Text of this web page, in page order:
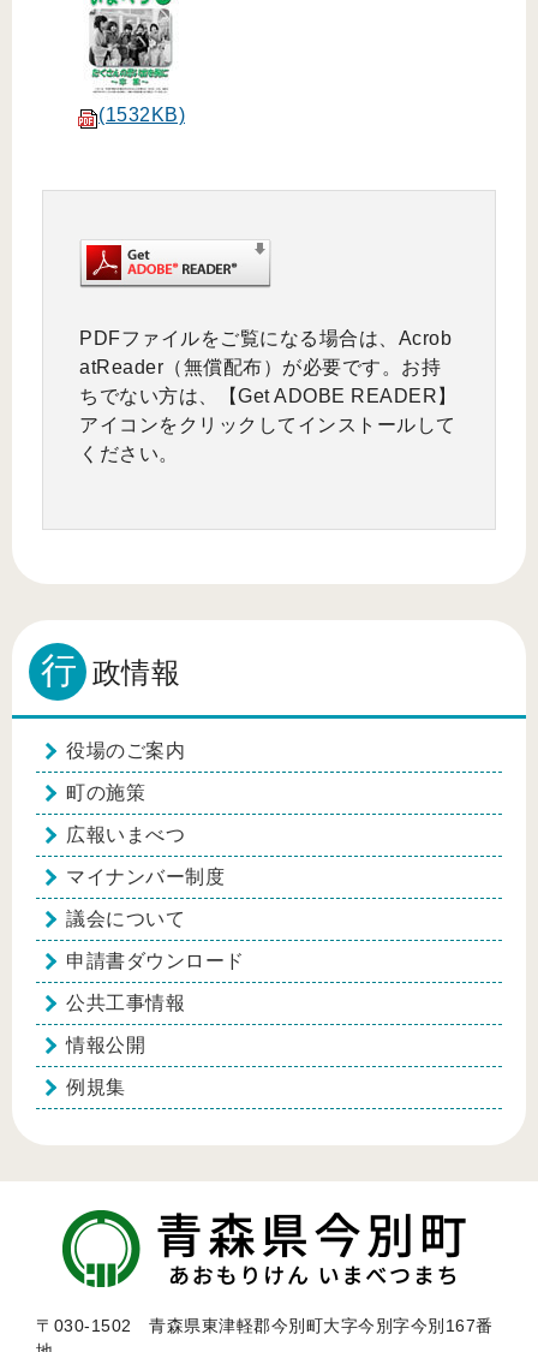
(1532KB)
PDFファイルをご覧になる場合は、Acrob
atReader（無償配布）が必要です。お持
ちでない方は、【Get ADOBE READER】
アイコンをクリックしてインストールして
ください。
行 政情報
役場のご案内
町の施策
広報いまべつ
マイナンバー制度
議会について
申請書ダウンロード
公共工事情報
情報公開
例規集
〒030-1502 青森県東津軽郡今別町大字今別字今別167番